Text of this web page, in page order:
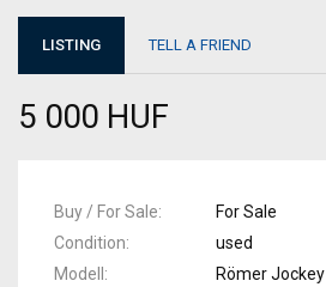
LISTING TELL A FRIEND
5 000 HUF
Buy / For Sale
For Sale
Condition
used
Modell
Römer Jockey